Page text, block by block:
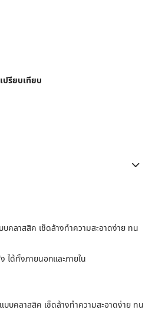
เปรียบเทียบ
บคลาสสิค เช็ดล้างทำความสะอาดง่าย ทน
ได้ทั้งภายนอกและภายใน
บบคลาสสิค เช็ดล้างทำความสะอาดง่าย ทน